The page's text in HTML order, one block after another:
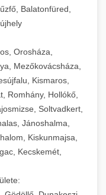
Balatonfüred,
Orosháza,
Mezőkovácsháza,
Kismaros,
Romhány, Hollókő,
Soltvadkert,
Jánoshalma,
Kiskunmajsa,
Kecskemét,